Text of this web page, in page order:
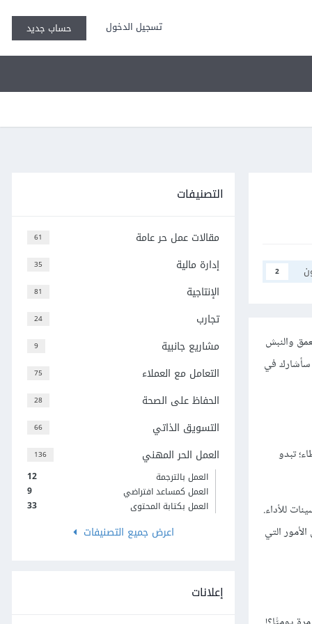
تسجيل الدخول حساب جديد
2
والنبش
سأشارك في
تبدو
للأداء.
التي
التصنيفات
61 مقالات عمل حر عامة
35 إدارة مالية
81 الإنتاجية
24 تجارب
9 مشاريع جانبية
75 التعامل مع العملاء
28 الحفاظ على الصحة
66 التسويق الذاتي
136 العمل الحر المهني
12
العمل بالترجمة
9
العمل كمساعد افتراضي
33
العمل بكتابة المحتوى
اعرض جميع التصنيفات
إعلانات